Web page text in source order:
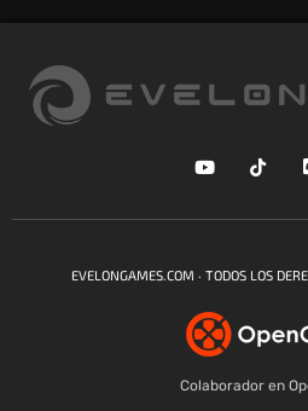
EVELONGAMES.COM · TODOS LOS
Colaborador en